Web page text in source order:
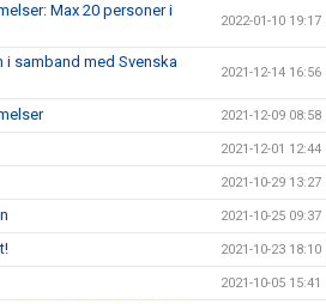
Max 20 personer i
2022-01-10 19:17
i samband med Svenska
2021-12-14 16:56
2021-12-09 08:58
2021-12-01 12:44
2021-10-29 13:27
2021-10-25 09:37
2021-10-23 18:10
2021-10-05 15:41